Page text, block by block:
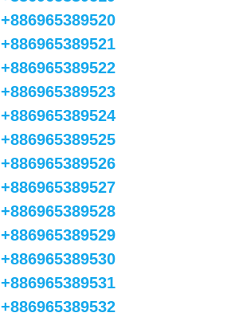
+886965389520
+886965389521
+886965389522
+886965389523
+886965389524
+886965389525
+886965389526
+886965389527
+886965389528
+886965389529
+886965389530
+886965389531
+886965389532